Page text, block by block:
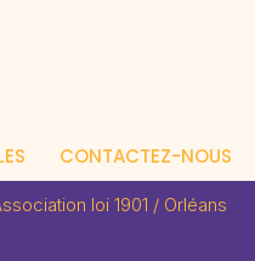
CONTACTEZ-NOUS
loi 1901 / Orléans